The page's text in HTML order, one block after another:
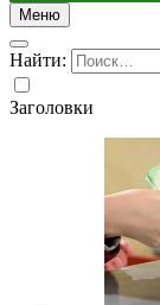
Меню
Найти:
Заголовки